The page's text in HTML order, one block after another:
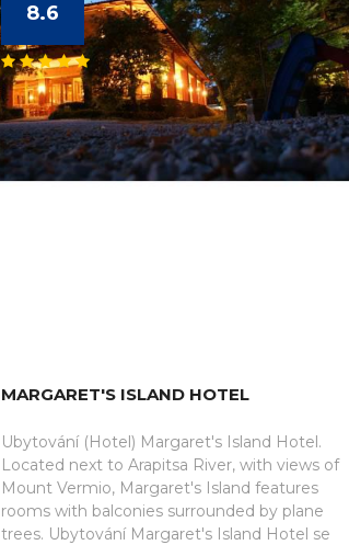
8.6
MARGARET'S ISLAND HOTEL
Ubytování (Hotel) Margaret's Island Hotel.
Located next to Arapitsa River, with views of
Mount Vermio, Margaret's Island features
rooms with balconies surrounded by plane
trees. Ubytování Margaret's Island Hotel se